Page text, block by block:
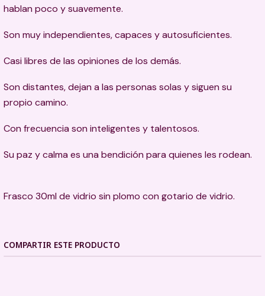
hablan poco y suavemente.
Son muy independientes, capaces y autosuficientes.
Casi libres de las opiniones de los demás.
Son distantes, dejan a las personas solas y siguen su
propio camino.
Con frecuencia son inteligentes y talentosos.
Su paz y calma es una bendición para quienes les rodean.
Frasco 30ml de vidrio sin plomo con gotario de vidrio.
COMPARTIR ESTE PRODUCTO